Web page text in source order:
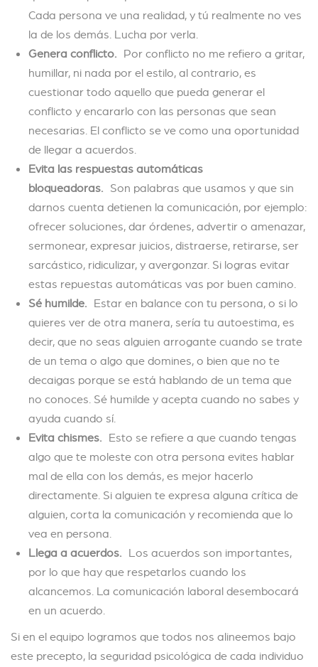
Cada persona ve una realidad, y tú realmente no ves
la de los demás. Lucha por verla.
Genera conflicto. Por conflicto no me refiero a gritar,
humillar, ni nada por el estilo, al contrario, es
cuestionar todo aquello que pueda generar el
conflicto y encararlo con las personas que sean
necesarias. El conflicto se ve como una oportunidad
de llegar a acuerdos.
Evita las respuestas automáticas
bloqueadoras. Son palabras que usamos y que sin
darnos cuenta detienen la comunicación, por ejemplo:
ofrecer soluciones, dar órdenes, advertir o amenazar,
sermonear, expresar juicios, distraerse, retirarse, ser
sarcástico, ridiculizar, y avergonzar. Si logras evitar
estas repuestas automáticas vas por buen camino.
Sé humilde. Estar en balance con tu persona, o si lo
quieres ver de otra manera, sería tu autoestima, es
decir, que no seas alguien arrogante cuando se trate
de un tema o algo que domines, o bien que no te
decaigas porque se está hablando de un tema que
no conoces. Sé humilde y acepta cuando no sabes y
ayuda cuando sí.
Evita chismes. Esto se refiere a que cuando tengas
algo que te moleste con otra persona evites hablar
mal de ella con los demás, es mejor hacerlo
directamente. Si alguien te expresa alguna crítica de
alguien, corta la comunicación y recomienda que lo
vea en persona.
Llega a acuerdos. Los acuerdos son importantes,
por lo que hay que respetarlos cuando los
alcancemos. La comunicación laboral desembocará
en un acuerdo.
Si en el equipo logramos que todos nos alineemos bajo
este precepto, la seguridad psicológica de cada individuo